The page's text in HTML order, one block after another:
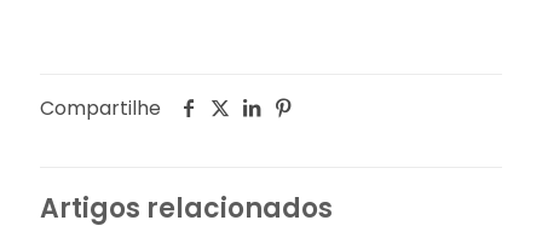
Compartilhe
Artigos relacionados